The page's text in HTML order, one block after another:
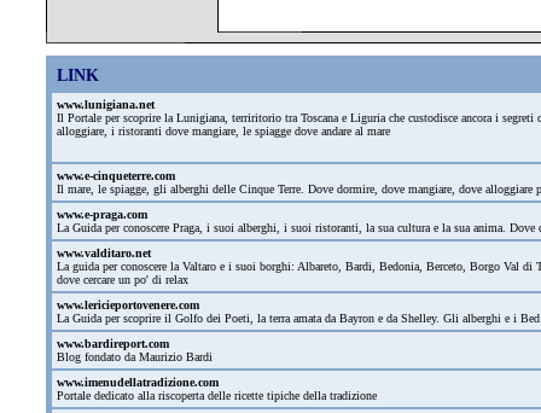
LINK
www.lunigiana.net
Il Portale per scoprire la Lunigiana, terriritorio tra Toscana e Liguria che custodisce ancora i
alloggiare, i ristoranti dove mangiare, le spiagge dove andare al mare
www.e-cinqueterre.com
Il mare, le spiagge, gli alberghi delle Cinque Terre. Dove dormire, dove mangiare, dove alloggiare
www.e-praga.com
La Guida per conoscere Praga, i suoi alberghi, i suoi ristoranti, la sua cultura e la sua anima.
www.valditaro.net
La guida per conoscere la Valtaro e i suoi borghi: Albareto, Bardi, Bedonia, Berceto, Borgo Val
dove cercare un po' di relax
www.lericieportovenere.com
La Guida per scoprire il Golfo dei Poeti, la terra amata da Bayron e da Shelley. Gli alberghi e i
www.bardireport.com
Blog fondato da Maurizio Bardi
www.imenudellatradizione.com
Portale dedicato alla riscoperta delle ricette tipiche della tradizione